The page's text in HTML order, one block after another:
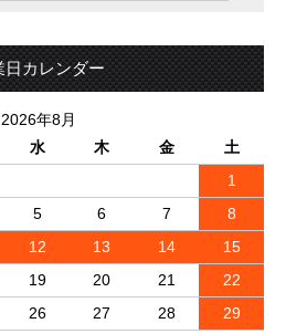
日カレンダー
2026年8月
水 木 金
土
1
5 6 7
8
12 13 14
15
19 20 21
22
26 27 28
29